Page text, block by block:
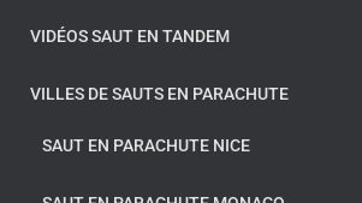
VIDÉOS SAUT EN TANDEM
VILLES DE SAUTS EN PARACHUTE
SAUT EN PARACHUTE NICE